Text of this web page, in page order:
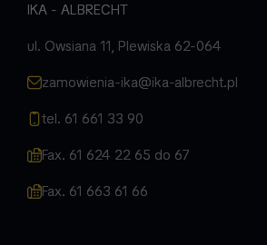
IKA - ALBRECHT
ul. Owsiana 11, Plewiska 62-064
zamowienia-ika@ika-albrecht.pl
tel. 61 661 33 90
Fax. 61 624 22 65 do 67
Fax. 61 663 61 66